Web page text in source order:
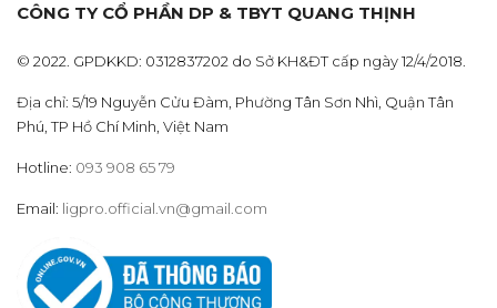
CÔNG TY CỔ PHẦN DP & TBYT QUANG THỊNH
© 2022. GPDKKD: 0312837202 do Sở KH&ĐT cấp ngày 12/4/2018.
Địa chỉ: 5/19 Nguyễn Cửu Đàm, Phường Tân Sơn Nhì, Quận Tân
Phú, TP Hồ Chí Minh, Việt Nam
Hotline: 093 908 65 79
Email: ligpro.official.vn@gmail.com